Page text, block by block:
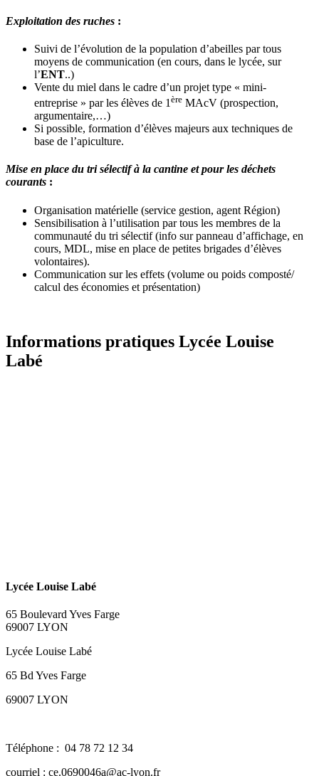
Exploitation des ruches :
Suivi de l’évolution de la population d’abeilles par tous
moyens de communication (en cours, dans le lycée, sur
l’ENT..)
Vente du miel dans le cadre d’un projet type « mini-
entreprise » par les élèves de 1 ère MAcV (prospection,
argumentaire,…)
Si possible, formation d’élèves majeurs aux techniques de
base de l’apiculture.
Mise en place du tri sélectif à la cantine et pour les déchets
courants :
Organisation matérielle (service gestion, agent Région)
Sensibilisation à l’utilisation par tous les membres de la
communauté du tri sélectif (info sur panneau d’affichage, en
cours, MDL, mise en place de petites brigades d’élèves
volontaires).
Communication sur les effets (volume ou poids composté/
calcul des économies et présentation)
Informations pratiques Lycée Louise
Labé
Lycée Louise Labé
65 Boulevard Yves Farge
69007 LYON
Lycée Louise Labé
65 Bd Yves Farge
69007 LYON
Téléphone : 04 78 72 12 34
courriel : ce.0690046a@ac-lyon.fr